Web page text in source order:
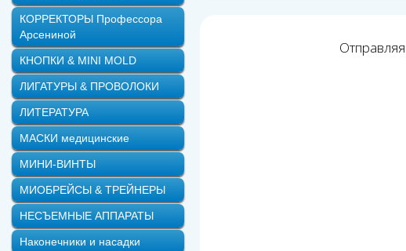
КОРРЕКТОРЫ Профессора
Арсениной
КНОПКИ & MINI MOLD
ЛИГАТУРЫ & ПРОВОЛОКИ
ЛИТЕРАТУРА
МАСКИ медицинские
МИНИ-ВИНТЫ
МИОБРЕЙСЫ & ТРЕЙНЕРЫ
НЕСЪЕМНЫЕ АППАРАТЫ
Наконечники и насадки